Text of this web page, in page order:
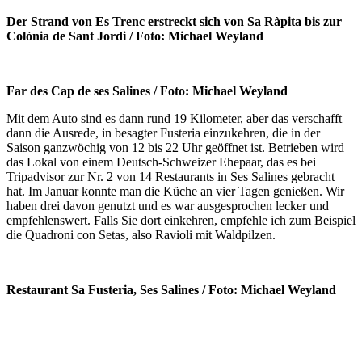
Der Strand von Es Trenc erstreckt sich von Sa Ràpita bis zur
Colònia de Sant Jordi / Foto: Michael Weyland
Far des Cap de ses Salines / Foto: Michael Weyland
Mit dem Auto sind es dann rund 19 Kilometer, aber das verschafft
dann die Ausrede, in besagter Fusteria einzukehren, die in der
Saison ganzwöchig von 12 bis 22 Uhr geöffnet ist. Betrieben wird
das Lokal von einem Deutsch-Schweizer Ehepaar, das es bei
Tripadvisor zur Nr. 2 von 14 Restaurants in Ses Salines gebracht
hat. Im Januar konnte man die Küche an vier Tagen genießen. Wir
haben drei davon genutzt und es war ausgesprochen lecker und
empfehlenswert. Falls Sie dort einkehren, empfehle ich zum Beispiel
die Quadroni con Setas, also Ravioli mit Waldpilzen.
Restaurant Sa Fusteria, Ses Salines / Foto: Michael Weyland